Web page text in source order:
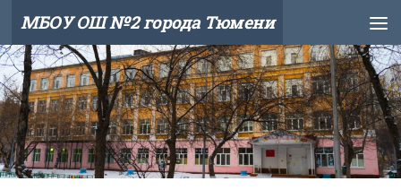
Skip to content
МБОУ ОШ №2 города Тюмени